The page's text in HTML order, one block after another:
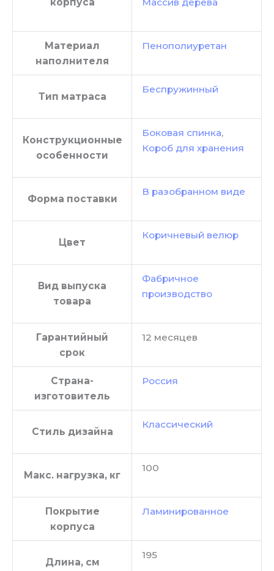
Материал
наполнителя
Пенополиуретан
Тип матраса
Беспружинный
Конструкционные
особенности
Боковая спинка,
Короб для хранения
Форма поставки
В разобранном виде
Цвет
Коричневый велюр
Вид выпуска
товара
Фабричное
производство
Гарантийный
срок
12 месяцев
Страна-
изготовитель
Россия
Стиль дизайна
Классический
Макс. нагрузка, кг
100
Покрытие
корпуса
Ламинированное
Длина, см
195